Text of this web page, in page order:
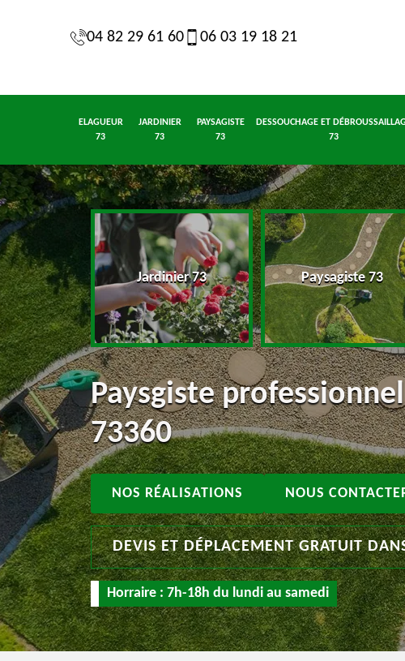
04 82 29 61 60 06 03 19 18 21
ELAGUEUR
73
JARDINIER
73
PAYSAGISTE
73
DESSOUCHAGE ET
73
73 Jardinier 73 Paysagiste 73
Paysgiste
73360
NOS RÉALISATIONS NOUS
DEVIS ET DÉPLACEMENT GRATUIT
Horraire : 7h-18h du lundi au samedi